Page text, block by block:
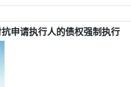
申请执行人的债权强制执行